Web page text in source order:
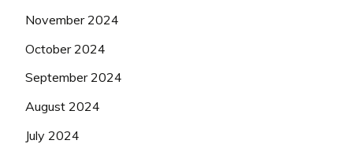
November 2024
October 2024
September 2024
August 2024
July 2024